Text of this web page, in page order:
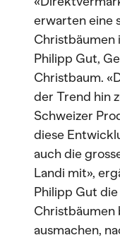
erwarten eine
Christbäumen
Philipp Gut,
Christbaum.
der Trend hin
Schweizer
diese
auch die
Landi mit»,
Philipp Gut
Christbäumen
ausmachen,